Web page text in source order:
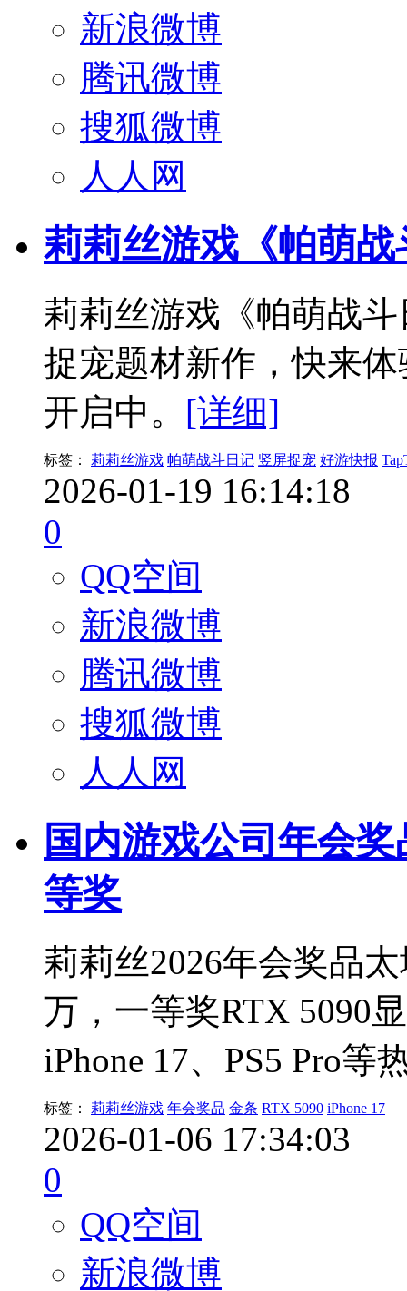
新浪微博
腾讯微博
搜狐微博
人人网
莉莉丝游戏《帕萌
莉莉丝游戏《帕萌战
捉宠题材新作，快来
开启中。 [详细]
标签： 莉莉丝游戏 帕萌战斗日记 竖屏捉宠 好游快报
2026-01-19 16:14:18
0
QQ空间
新浪微博
腾讯微博
搜狐微博
人人网
国内游戏公司年会
等奖
莉莉丝2026年会奖品
万，一等奖RTX 5090
iPhone 17、PS5 Pro等
标签： 莉莉丝游戏 年会奖品 金条 RTX 5090 iPhone 17
2026-01-06 17:34:03
0
QQ空间
新浪微博